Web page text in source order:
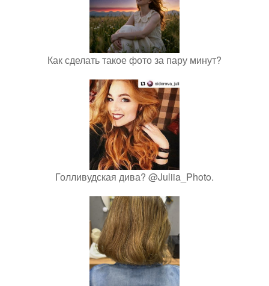
Как сделать такое фото за пару минут?
Голливудская дива? @Juliia_Photo.